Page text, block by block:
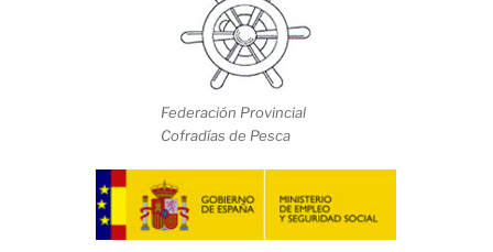
Federación Provincial
Cofradías de Pesca